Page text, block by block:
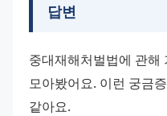
답변
중대재해처벌법에 관해
모아봤어요. 이런 궁금
같아요.